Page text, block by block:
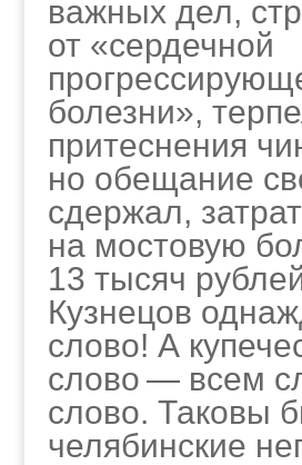
важных дел,
от «сердечной
болезни»,
притеснения
но обещание
сдержал,
на мостовую
13 тысяч
Кузнецов
слово! А
слово — всем
слово. Таковы
челябинские